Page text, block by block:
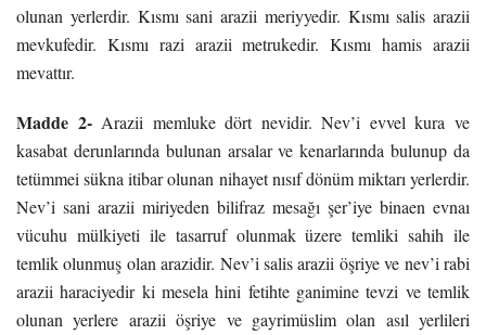
olunan yerlerdir. Kısmı sani arazii meriyyedir. Kısmı salis arazii
mevkufedir. Kısmı razi arazii metrukedir. Kısmı hamis arazii
mevattır.
Madde 2-Arazii memluke dört nevidir. Nev’i evvel kura ve
kasabat derunlarında bulunan arsalar ve kenarlarında bulunup da
tetümmei sükna itibar olunan nihayet nısıf dönüm miktarı yerlerdir.
Nev’i sani arazii miriyeden bilifraz mesağı şer’iye binaen evnaı
vücuhu mülkiyeti ile tasarruf olunmak üzere temliki sahih ile
temlik olunmuş olan arazidir. Nev’i salis arazii öşriye ve nev’i rabi
arazii haraciyedir ki mesela hini fetihte ganimine tevzi ve temlik
olunan yerlere arazii öşriye ve gayrimüslim olan asıl yerlileri